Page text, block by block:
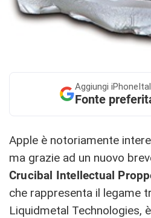
Aggiungi
Fonte
Apple è notoriamente
ma grazie ad un nuovo
Crucibal Intellectual
che rappresenta il legame
Liquidmetal Technologies,